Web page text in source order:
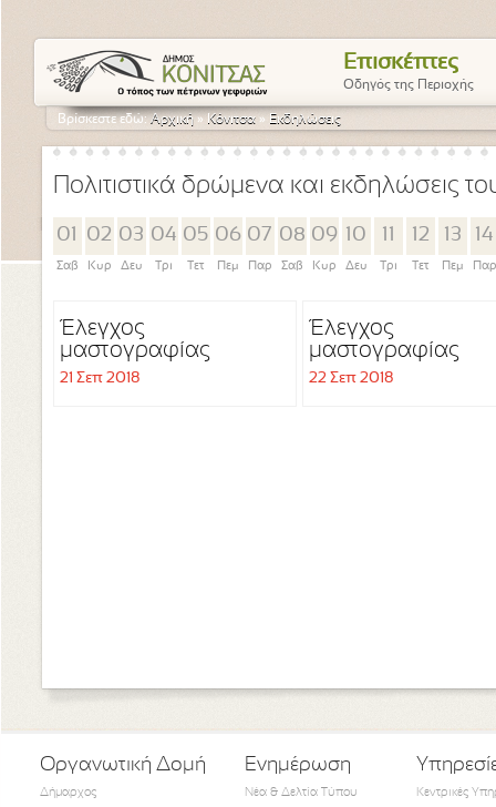
Επισκέπτες
Οδηγός της Περιοχής
Βρίσκεστε εδώ:Αρχική » Κόνιτσα » Εκδηλώσεις
Πολιτιστικά δρώμενα και εκδηλώσεις
01
Σαβ
02
Κυρ
03
Δευ
04
Τρι
05
Τετ
06
Πεμ
07
Παρ
08
Σαβ
09
Κυρ
10
Δευ Τρι
12
Τετ
13
Πεμ
14
Παρ
Έλεγχος
μαστογραφίας
21 Σεπ 2018
Έλεγχος
μαστογραφίας
22 Σεπ 2018
Οργανωτική Δομή
Δήμαρχος
Ενημέρωση
Νέα & Δελτία Τύπου
Κεντρικές